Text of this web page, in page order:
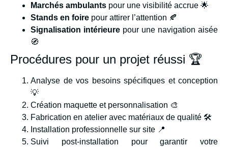
Marchés ambulants pour une visibilité accrue 🌟
Stands en foire pour attirer l’attention 🍂
Signalisation intérieure pour une navigation aisée
🧭
Procédures pour un projet réussi 🏆
Analyse de vos besoins spécifiques et conception
💡
Création maquette et personnalisation 🎨
Fabrication en atelier avec matériaux de qualité 🛠️
Installation professionnelle sur site 📍
Suivi post-installation pour garantir votre